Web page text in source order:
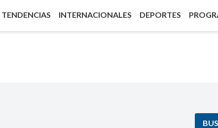
TENDENCIAS INTERNACIONALES DEPORTES